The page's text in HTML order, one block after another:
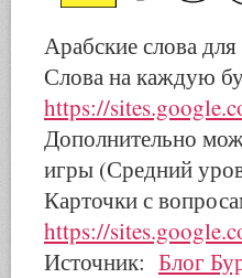
Арабские слова
Слова на каждую
https://
Дополнительно
игры (Средний
Карточки с
https://
Источник: Блог